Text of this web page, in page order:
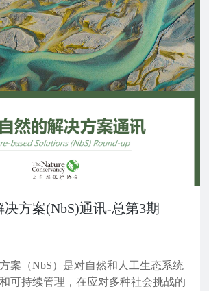
方案(NbS)通讯-总第3期
案（NbS）是对自然和人工生态系统
可持续管理，在应对多种社会挑战的